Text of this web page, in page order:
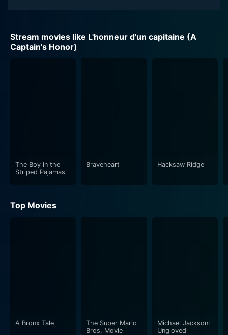
Stream movies like L'honneur d'un capitaine (A
Captain's Honor)
The Boy in the
Striped Pajamas
Braveheart Hacksaw Ridge
Top Movies
A Bronx Tale
The Super Mario
Bros. Movie
Michael Jackson:
Ungloved